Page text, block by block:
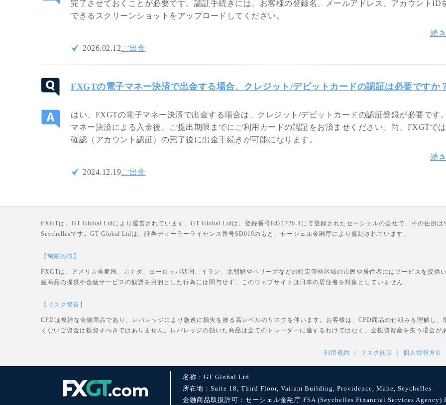
完了させておくことが必要です。認証手続きには、お客様の登録名、メールアドレス、アカウントID
できるスクリーンショットをアップロードしてください。
続
2026.02.12ご出金
FXGTの電子マネー決済で出金する場合、クレジット/デビットカードの認証は必要ですか
はい、FXGTの電子マネー決済で出金する場合は、クレジット/デビットカードの認証登録が必要です
マネー決済による入金後、ご提出期限までにご利用カードの認証をお済ませください。尚、FXGTで
確認（アカウント認証）の完了後に出金手続きが可能になります。
続
2024.12.19ご出金
FXGTは、GT Global Ltdにより運営されています。GT Global Ltdは、登録番号8421720-1にて登録されたセーシェルの会社で、その住所
Seychellesです。GT Global Ltdは、証券ディーラーライセンス番号SD019のもと、セーシェル金融庁により規制されています。
【制限地域】
FXGTは、アメリカ合衆国、カナダ、ヨーロッパ諸国、イラン、北朝鮮やベリーズなどの特定管轄区域の市民や居住者にはサービスを提供
融商品の提供や金融サービスの勧誘を目的とした行為には関与せず、このウェブサイトは日本の居住者を対象としていません。
【リスク警告】
CFDは複雑な金融商品であり、レバレッジにより急速に損失を被る高レベルのリスクを伴います。お客様は、CFD商品の仕組みを理解し
くないご資金は投資すべきではありません。レバレッジの効いた商品は全てのトレーダーに適するわけではなく、全投資資産を失う場合が
利用規約 リスク開示 個人情報方針
名称：GT Global Ltd
所在地：Suite 18, Third Floor, Vairam Building, Providence, Mahe, Seychelles
金融商品取扱許可：セーシェル金融庁 FSA (Seychelles Financial Services Agency)